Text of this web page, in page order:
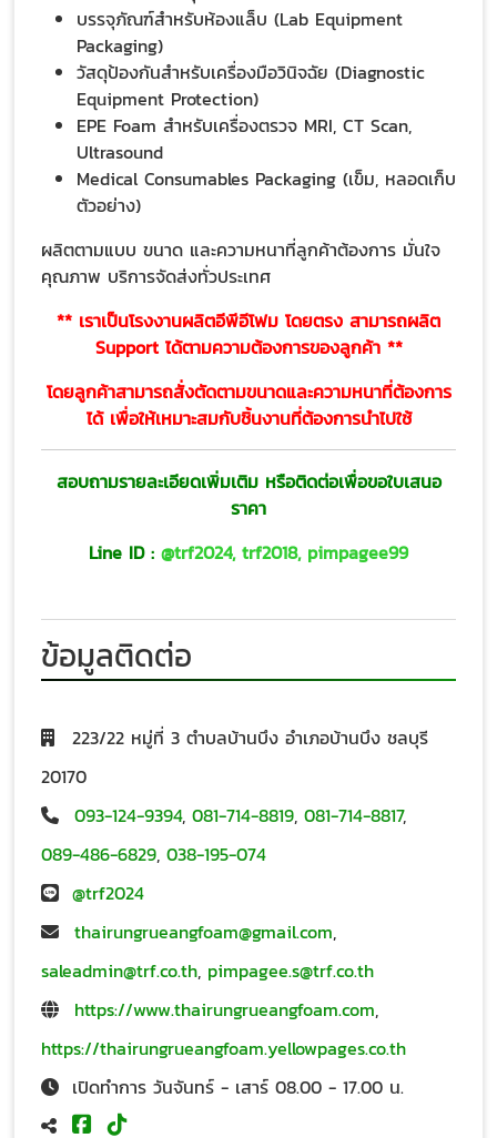
บรรจุภัณฑ์สำหรับห้องแล็บ (Lab Equipment
Packaging)
วัสดุป้องกันสำหรับเครื่องมือวินิจฉัย (Diagnostic
Equipment Protection)
EPE Foam สำหรับเครื่องตรวจ MRI, CT Scan,
Ultrasound
Medical Consumables Packaging (เข็ม, หลอดเก็บ
ตัวอย่าง)
ผลิตตามแบบ ขนาด และความหนาที่ลูกค้าต้องการ มั่นใจ
คุณภาพ บริการจัดส่งทั่วประเทศ
** เราเป็นโรงงานผลิตอีพีอีโฟม โดยตรง สามารถผลิต
Support ได้ตามความต้องการของลูกค้า **
โดยลูกค้าสามารถสั่งตัดตามขนาดและความหนาที่ต้องการ
ได้ เพื่อให้เหมาะสมกับชิ้นงานที่ต้องการนำไปใช้
สอบถามรายละเอียดเพิ่มเติม หรือติดต่อเพื่อขอใบเสนอ
ราคา
Line ID : @trf2024, trf2018, pimpagee99
ข้อมูลติดต่อ
223/22 หมู่ที่ 3 ตำบลบ้านบึง อำเภอบ้านบึง ชลบุรี
20170
093-124-9394, 081-714-8819, 081-714-8817,
089-486-6829, 038-195-074
@trf2024
thairungrueangfoam@gmail.com,
saleadmin@trf.co.th, pimpagee.s@trf.co.th
https://www.thairungrueangfoam.com,
https://thairungrueangfoam.yellowpages.co.th
เปิดทำการ วันจันทร์ - เสาร์ 08.00 - 17.00 น.